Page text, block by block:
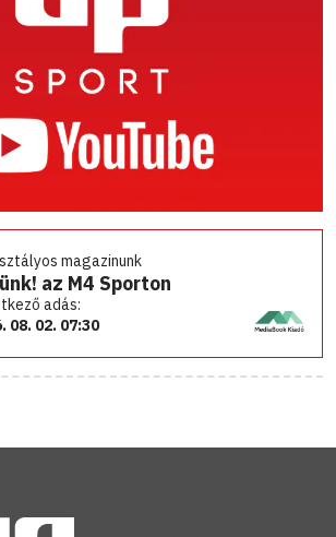
magazinunk
az M4 Sporton
adás:
08. 02. 07:30